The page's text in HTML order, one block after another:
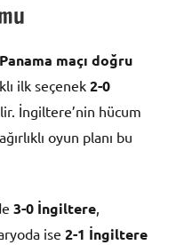
maçı doğru
ilk seçenek 2-0
İngiltere’nin hücum
oyun planı bu
3-0 İngiltere,
ise 2-1 İngiltere